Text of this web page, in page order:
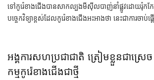
ទៅ​កូរ៉េខាងជើង​បាន​សាកល្បង​មីស៊ីល​បាញ់​នាំ​ផ្លូវ​ដោយ​រ៉ុកកែ
បច្ចេកវិទ្យា​ខ្ពស់​ដែល​កូរ៉េខាងជើង​អះអាង​ថា​ នេះ​ជា​ការ​ចាប់​ផ្ដ
អង្គការ​សហប្រជាជាតិ​ ​​ត្រៀម​ខ្លួន​ជា​ស្រេ
កម្ម​កូរ៉េខាងជើង​​ជា​ថ្មី​​